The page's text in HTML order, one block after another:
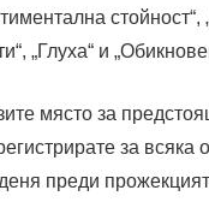
„Глуха“ и
място за
за всяка
преди